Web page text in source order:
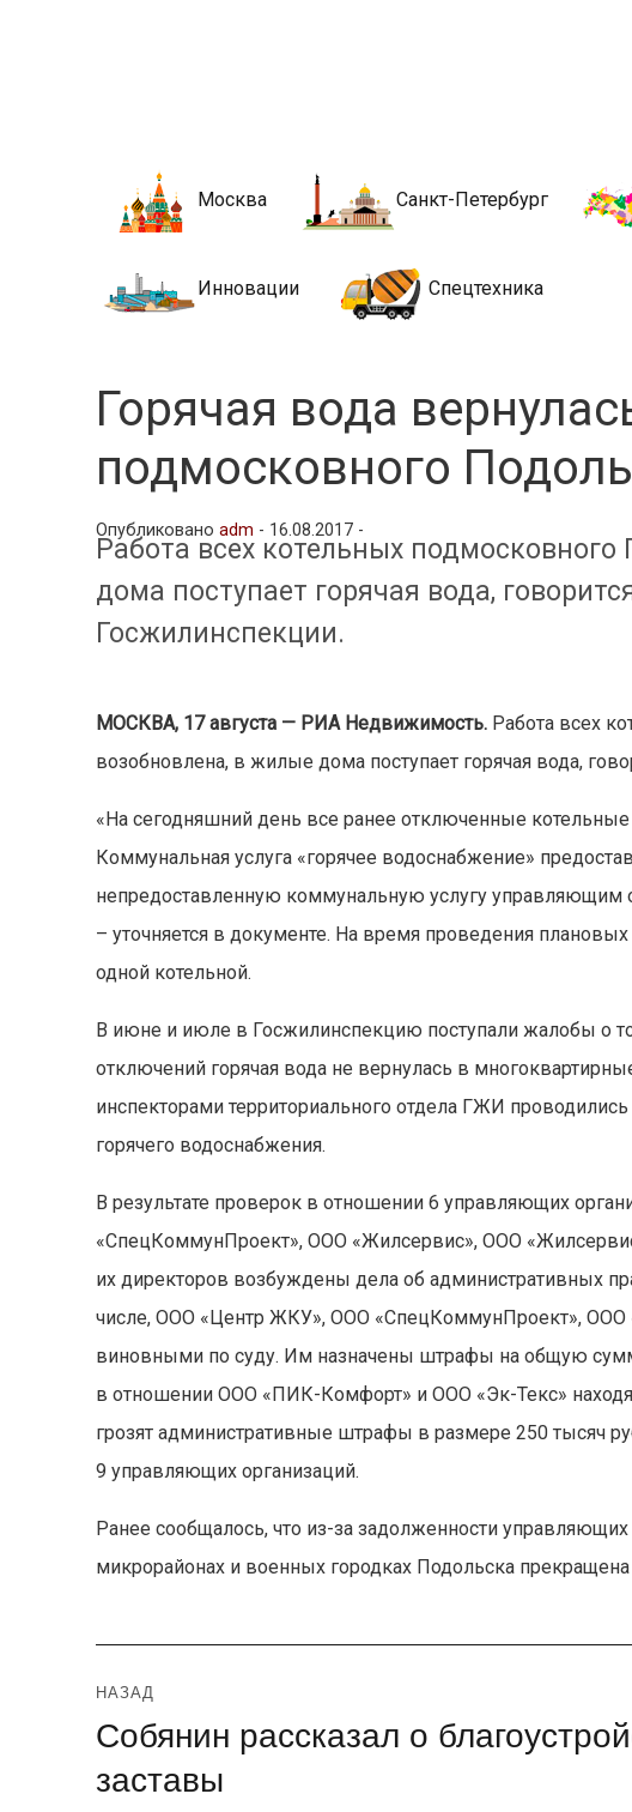
Новости
Москва Санкт-Петербург
Инновации Спецтехника
Горячая вода
подмосковного
Опубликованоadm - 16.08.2017 -
Работа всех котельных
дома поступает горячая вода,
Госжилинспекции.
МОСКВА, 17 августа — РИА Недвижимость. Работа всех
возобновлена, в жилые дома поступает горячая вода,
«На сегодняшний день все ранее отключенные
Коммунальная услуга «горячее водоснабжение»
непредоставленную коммунальную услугу управляющим
– уточняется в документе. На время проведения
одной котельной.
В июне и июле в Госжилинспекцию поступали жалобы о
отключений горячая вода не вернулась в
инспекторами территориального отдела ГЖИ
горячего водоснабжения.
В результате проверок в отношении 6 управляющих
«СпецКоммунПроект», ООО «Жилсервис», ООО
их директоров возбуждены дела об административных
числе, ООО «Центр ЖКУ», ООО «СпецКоммунПроект»,
виновными по суду. Им назначены штрафы на общую
в отношении ООО «ПИК-Комфорт» и ООО «Эк-Текс»
грозят административные штрафы в размере 250 тысяч
9 управляющих организаций.
Ранее сообщалось, что из-за задолженности
микрорайонах и военных городках Подольска
Навигация
по
записям
НАЗАД
Предыдущая
Собянин рассказал о
заставы